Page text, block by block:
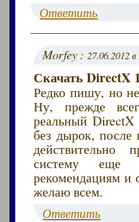
Ответить
Morfey : 27.06.2012
Скачать DirectX
Редко пишу, но
Ну, прежде
реальный
без дырок, после
действительно
систему еще
рекомендациям и
желаю всем.
Ответить